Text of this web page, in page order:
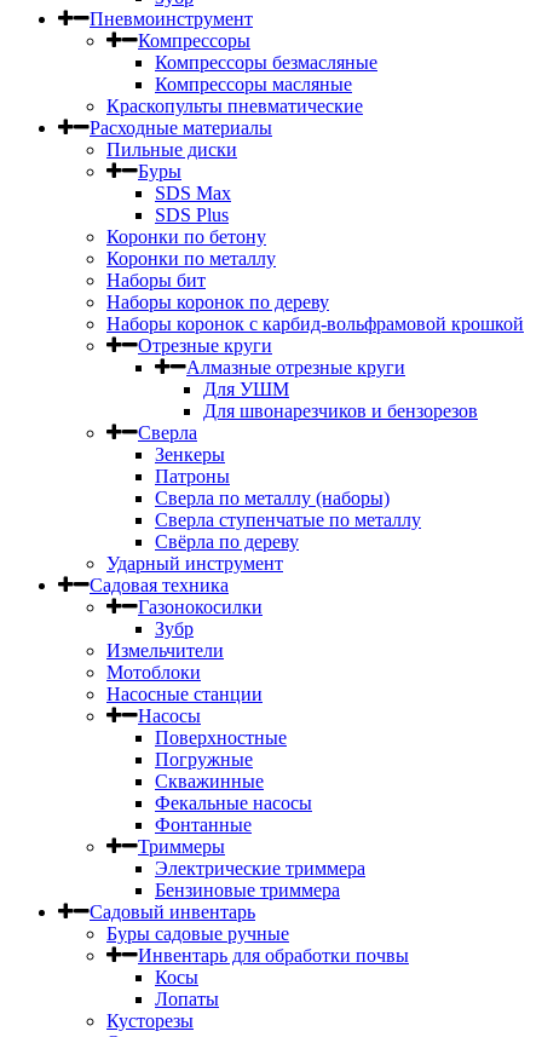
Пневмоинструмент
Компрессоры
Компрессоры безмасляные
Компрессоры масляные
Краскопульты пневматические
Расходные материалы
Пильные диски
Буры
SDS Max
SDS Plus
Коронки по бетону
Коронки по металлу
Наборы бит
Наборы коронок по дереву
Наборы коронок с карбид-вольфрамовой крошкой
Отрезные круги
Алмазные отрезные круги
Для УШМ
Для швонарезчиков и бензорезов
Сверла
Зенкеры
Патроны
Сверла по металлу (наборы)
Сверла ступенчатые по металлу
Свёрла по дереву
Ударный инструмент
Садовая техника
Газонокосилки
Зубр
Измельчители
Мотоблоки
Насосные станции
Насосы
Поверхностные
Погружные
Скважинные
Фекальные насосы
Фонтанные
Триммеры
Электрические триммера
Бензиновые триммера
Садовый инвентарь
Буры садовые ручные
Инвентарь для обработки почвы
Косы
Лопаты
Кусторезы